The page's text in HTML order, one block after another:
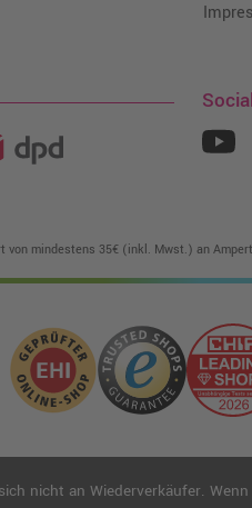
mindestens 35€ (inkl. Mwst.) an
nicht an Wiederverkäufer.